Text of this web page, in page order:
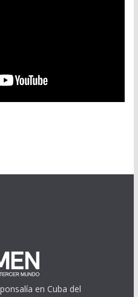
en Cuba del